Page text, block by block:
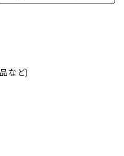
など)